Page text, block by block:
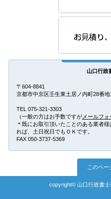
このペー
山口行政
〒604-8841
京都市中京区壬生東土居ノ内町28番地
TEL 075-321-3303
（一般の方はお手数ですがメールフォ
＊既にお取引頂いたことのある業者
れば、土日祝日でもＯＫです。
FAX 050-3737-5369
copyright© 山口行政書士